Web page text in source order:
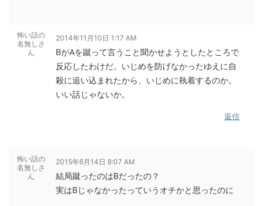
怖い話の
名無しさ
ん
2014年11月10日 1:17 AM
BがAを蹴って言うこと聞かせようとしたところで
反応したわけだ。いじめを防げなかったゆえに自
殺に追い込まれたから、いじめに執着するのか。
いい話じゃないか。
返信
怖い話の
名無しさ
ん
2015年6月14日 8:07 AM
結局蹴ったのはBだったの？
実はBじゃなかったっていうオチかと思ったのに